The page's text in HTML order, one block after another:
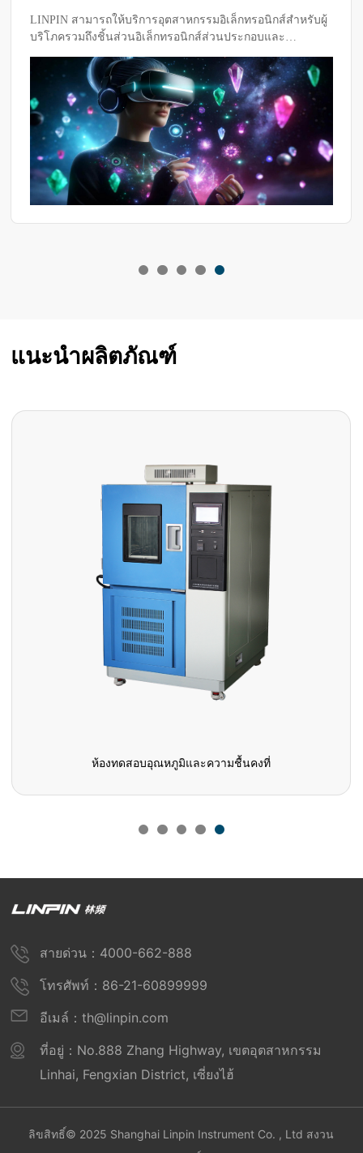
LINPIN สามารถให้บริการอุตสาหกรรมอิเล็กทรอนิกส์สำหรับผู้
บริโภครวมถึงชิ้นส่วนอิเล็กทรอนิกส์ส่วนประกอบและ
คอมพิวเตอร์อุปกรณ์สวมใส่ต่างๆและโซลูชันการทดสอบ
ผลิตภัณฑ์ในอุตสาหกรรมที่เกี่ยวข้องอื่น ๆ
แนะนำผลิตภัณฑ์
ห้องทดสอบอุณหภูมิและความชื้นคงที่
สายด่วน：4000-662-888
โทรศัพท์：86-21-60899999
อีเมล์：th@linpin.com
ที่อยู่：No.888 Zhang Highway, เขตอุตสาหกรรม
Linhai, Fengxian District, เซี่ยงไฮ้
ลิขสิทธิ์© 2025 Shanghai Linpin Instrument Co. , Ltd สงวน